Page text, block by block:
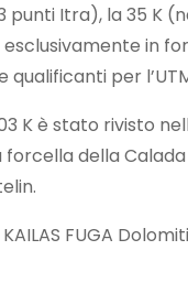
punti Itra), la 35 K
in
qualificanti per
K è stato rivisto
forcella della
FUGA